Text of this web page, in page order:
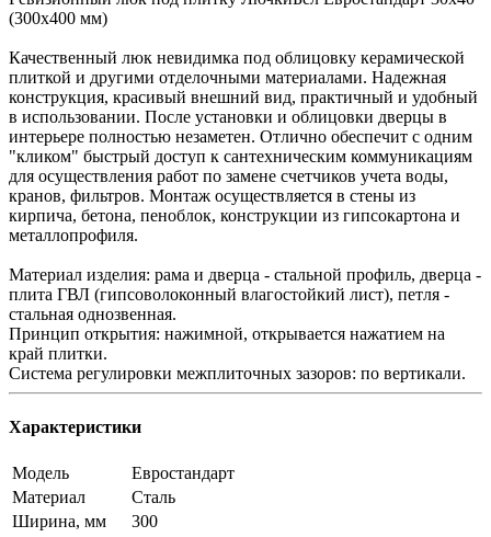
(300х400 мм)
Качественный люк невидимка под облицовку керамической
плиткой и другими отделочными материалами. Надежная
конструкция, красивый внешний вид, практичный и удобный
в использовании. После установки и облицовки дверцы в
интерьере полностью незаметен. Отлично обеспечит с одним
"кликом" быстрый доступ к сантехническим коммуникациям
для осуществления работ по замене счетчиков учета воды,
кранов, фильтров. Монтаж осуществляется в стены из
кирпича, бетона, пеноблок, конструкции из гипсокартона и
металлопрофиля.
Материал изделия: рама и дверца - стальной профиль, дверца -
плита ГВЛ (гипсоволоконный влагостойкий лист), петля -
стальная однозвенная.
Принцип открытия: нажимной, открывается нажатием на
край плитки.
Система регулировки межплиточных зазоров: по вертикали.
Характеристики
Модель
Евростандарт
Материал
Сталь
Ширина, мм
300